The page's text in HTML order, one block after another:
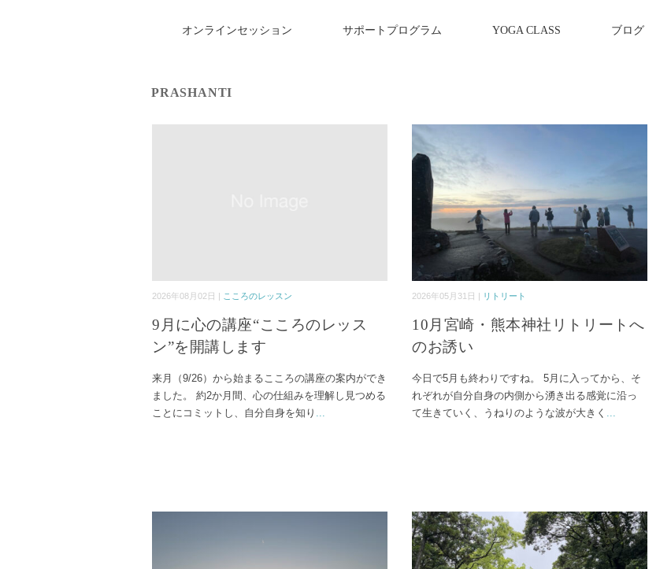
オンラインセッション サポートプログラム YOGA CLASS ブログ
PRASHANTI
2026年08月02日 | こころのレッスン
9月に心の講座“こころのレッス
ン”を開講します
来月（9/26）から始まるこころの講座の案内ができ
ました。 約2か月間、心の仕組みを理解し見つめる
ことにコミットし、自分自身を知り
2026年05月31日 | リトリート
10月宮崎・熊本神社リトリートへ
のお誘い
今日で5月も終わりですね。 5月に入ってから、そ
れぞれが自分自身の内側から湧き出る感覚に沿っ
て生きていく、うねりのような波が大きく